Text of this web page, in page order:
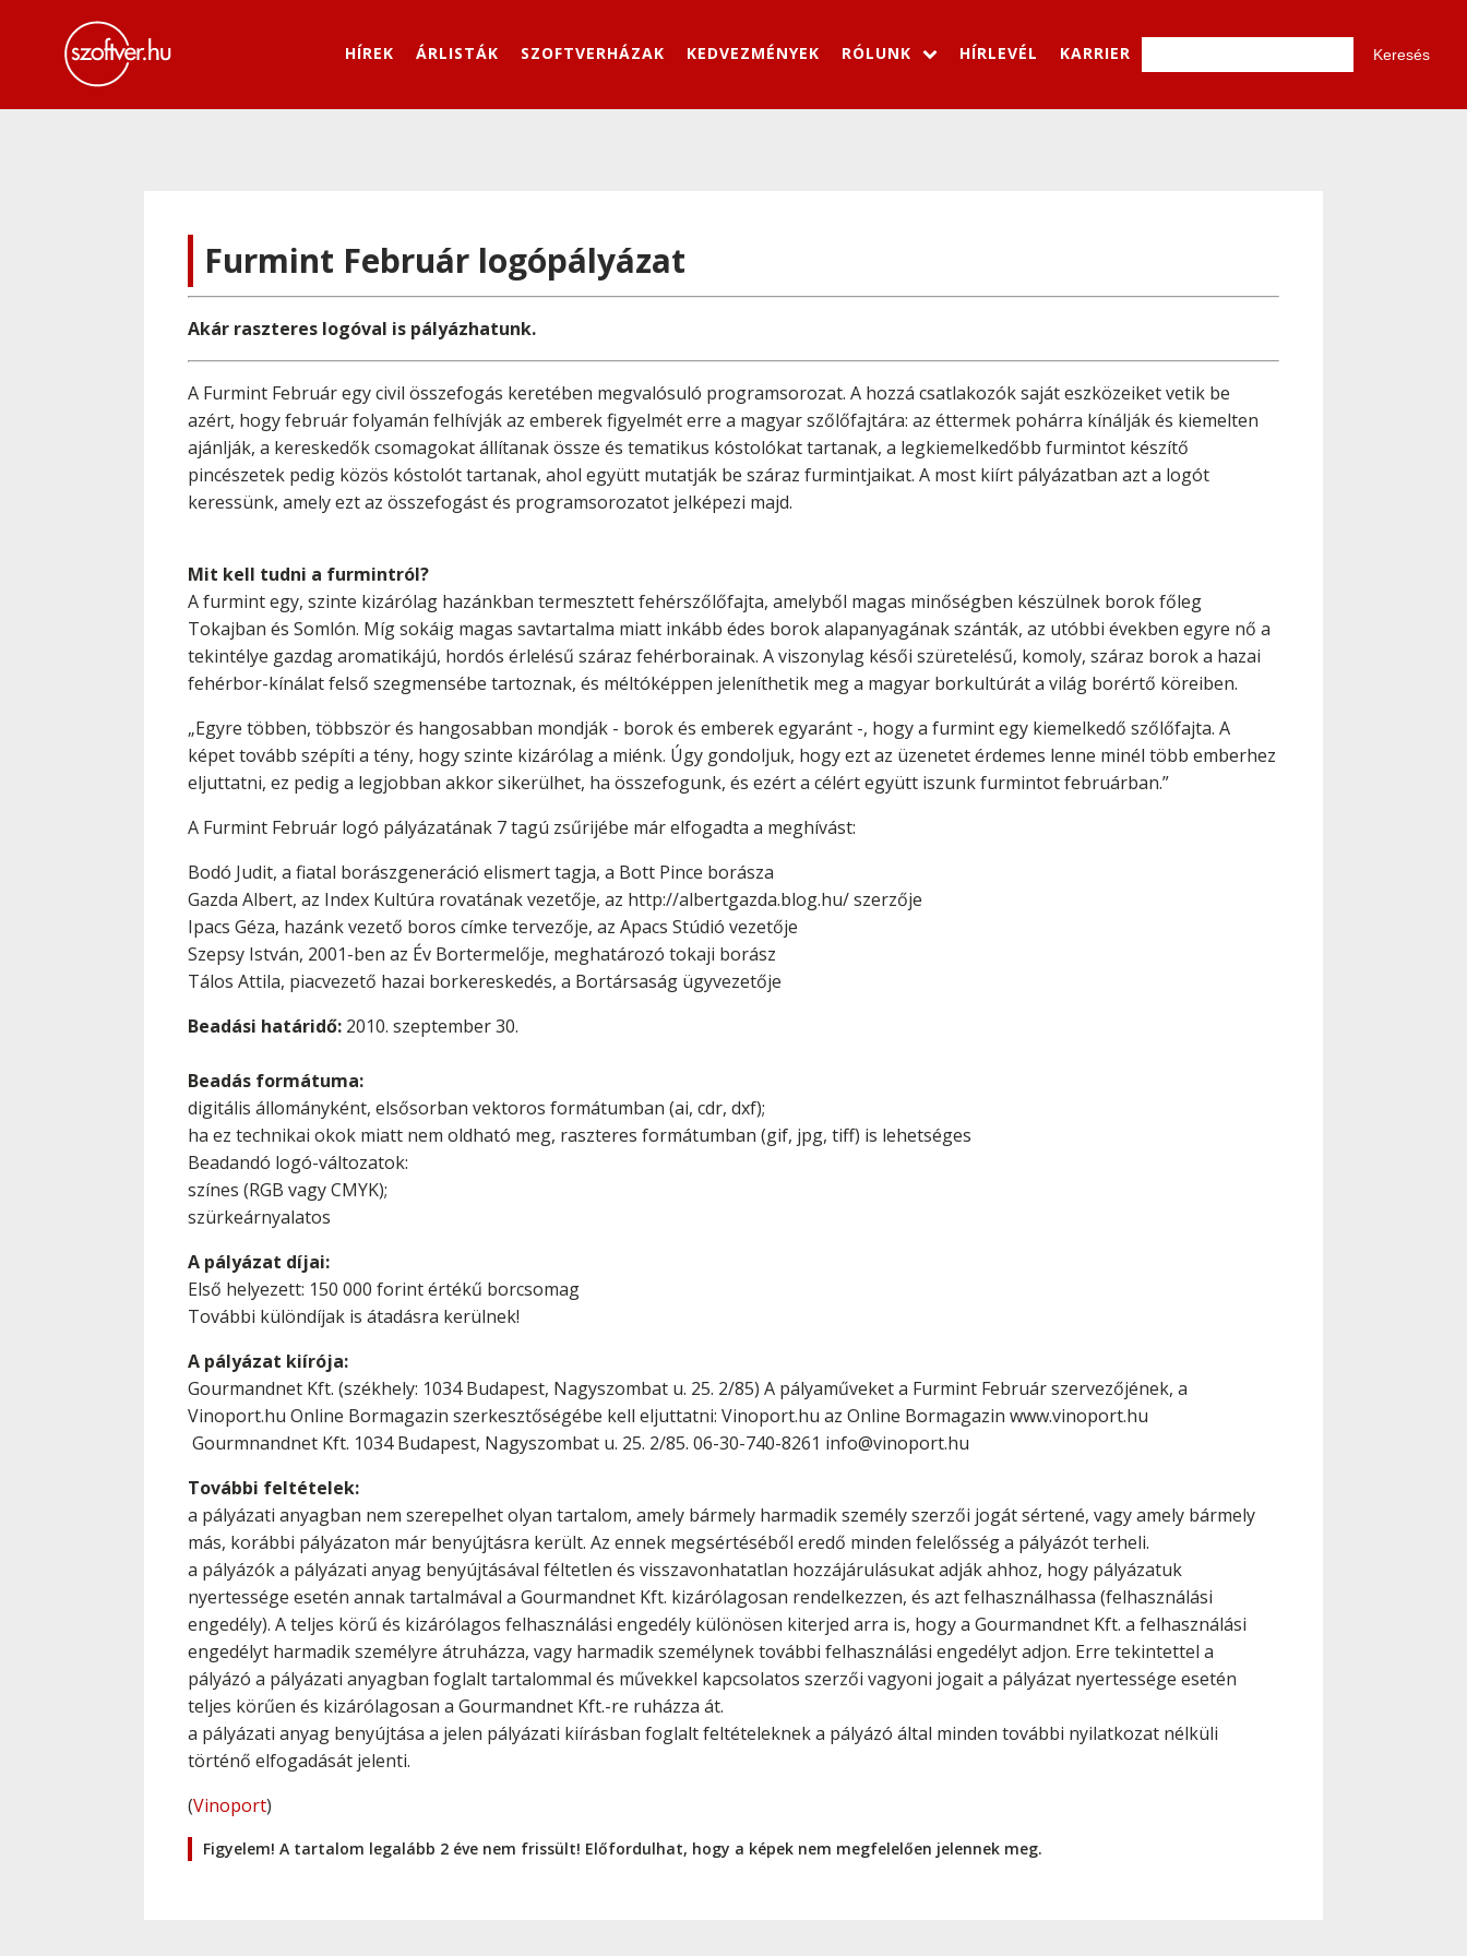
HÍREK ÁRLISTÁK SZOFTVERHÁZAK KEDVEZMÉNYEK RÓLUNK HÍRLEVÉL KARRIER
Furmint Február logópályázat
Akár raszteres logóval is pályázhatunk.
A Furmint Február egy civil összefogás keretében megvalósuló programsorozat. A hozzá csatlakozók saját eszközeiket vetik be
azért, hogy február folyamán felhívják az emberek figyelmét erre a magyar szőlőfajtára: az éttermek pohárra kínálják és kiemelten
ajánlják, a kereskedők csomagokat állítanak össze és tematikus kóstolókat tartanak, a legkiemelkedőbb furmintot készítő
pincészetek pedig közös kóstolót tartanak, ahol együtt mutatják be száraz furmintjaikat. A most kiírt pályázatban azt a logót
keressünk, amely ezt az összefogást és programsorozatot jelképezi majd.
Mit kell tudni a furmintról?
A furmint egy, szinte kizárólag hazánkban termesztett fehérszőlőfajta, amelyből magas minőségben készülnek borok főleg
Tokajban és Somlón. Míg sokáig magas savtartalma miatt inkább édes borok alapanyagának szánták, az utóbbi években egyre nő a
tekintélye gazdag aromatikájú, hordós érlelésű száraz fehérborainak. A viszonylag késői szüretelésű, komoly, száraz borok a hazai
fehérbor-kínálat felső szegmensébe tartoznak, és méltóképpen jeleníthetik meg a magyar borkultúrát a világ borértő köreiben.
„Egyre többen, többször és hangosabban mondják - borok és emberek egyaránt -, hogy a furmint egy kiemelkedő szőlőfajta. A
képet tovább szépíti a tény, hogy szinte kizárólag a miénk. Úgy gondoljuk, hogy ezt az üzenetet érdemes lenne minél több emberhez
eljuttatni, ez pedig a legjobban akkor sikerülhet, ha összefogunk, és ezért a célért együtt iszunk furmintot februárban.”
A Furmint Február logó pályázatának 7 tagú zsűrijébe már elfogadta a meghívást:
Bodó Judit, a fiatal borászgeneráció elismert tagja, a Bott Pince borásza
Gazda Albert, az Index Kultúra rovatának vezetője, az http://albertgazda.blog.hu/ szerzője
Ipacs Géza, hazánk vezető boros címke tervezője, az Apacs Stúdió vezetője
Szepsy István, 2001-ben az Év Bortermelője, meghatározó tokaji borász
Tálos Attila, piacvezető hazai borkereskedés, a Bortársaság ügyvezetője
Beadási határidő: 2010. szeptember 30.
Beadás formátuma:
digitális állományként, elsősorban vektoros formátumban (ai, cdr, dxf);
ha ez technikai okok miatt nem oldható meg, raszteres formátumban (gif, jpg, tiff) is lehetséges
Beadandó logó-változatok:
színes (RGB vagy CMYK);
szürkeárnyalatos
A pályázat díjai:
Első helyezett: 150 000 forint értékű borcsomag
További különdíjak is átadásra kerülnek!
A pályázat kiírója:
Gourmandnet Kft. (székhely: 1034 Budapest, Nagyszombat u. 25. 2/85) A pályaműveket a Furmint Február szervezőjének, a
Vinoport.hu Online Bormagazin szerkesztőségébe kell eljuttatni: Vinoport.hu az Online Bormagazin www.vinoport.hu
Gourmnandnet Kft. 1034 Budapest, Nagyszombat u. 25. 2/85. 06-30-740-8261 info@vinoport.hu
További feltételek:
a pályázati anyagban nem szerepelhet olyan tartalom, amely bármely harmadik személy szerzői jogát sértené, vagy amely bármely
más, korábbi pályázaton már benyújtásra került. Az ennek megsértéséből eredő minden felelősség a pályázót terheli.
a pályázók a pályázati anyag benyújtásával féltetlen és visszavonhatatlan hozzájárulásukat adják ahhoz, hogy pályázatuk
nyertessége esetén annak tartalmával a Gourmandnet Kft. kizárólagosan rendelkezzen, és azt felhasználhassa (felhasználási
engedély). A teljes körű és kizárólagos felhasználási engedély különösen kiterjed arra is, hogy a Gourmandnet Kft. a felhasználási
engedélyt harmadik személyre átruházza, vagy harmadik személynek további felhasználási engedélyt adjon. Erre tekintettel a
pályázó a pályázati anyagban foglalt tartalommal és művekkel kapcsolatos szerzői vagyoni jogait a pályázat nyertessége esetén
teljes körűen és kizárólagosan a Gourmandnet Kft.-re ruházza át.
a pályázati anyag benyújtása a jelen pályázati kiírásban foglalt feltételeknek a pályázó által minden további nyilatkozat nélküli
történő elfogadását jelenti.
(Vinoport)
Figyelem! A tartalom legalább 2 éve nem frissült! Előfordulhat, hogy a képek nem megfelelően jelennek meg.